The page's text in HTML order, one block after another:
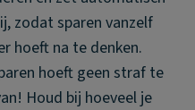
zodat sparen vanzelf
hoeft na te denken.
hoeft geen straf te
Houd bij hoeveel je